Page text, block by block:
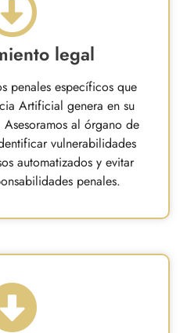
legal
penales específicos que
Artificial genera en su
al órgano de
vulnerabilidades
automatizados y evitar
penales.